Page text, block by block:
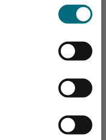
köp måste